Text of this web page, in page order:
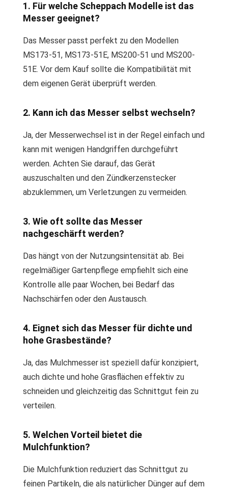
1. Für welche Scheppach Modelle ist das
Messer geeignet?
Das Messer passt perfekt zu den Modellen
MS173-51, MS173-51E, MS200-51 und MS200-
51E. Vor dem Kauf sollte die Kompatibilität mit
dem eigenen Gerät überprüft werden.
2. Kann ich das Messer selbst wechseln?
Ja, der Messerwechsel ist in der Regel einfach und
kann mit wenigen Handgriffen durchgeführt
werden. Achten Sie darauf, das Gerät
auszuschalten und den Zündkerzenstecker
abzuklemmen, um Verletzungen zu vermeiden.
3. Wie oft sollte das Messer
nachgeschärft werden?
Das hängt von der Nutzungsintensität ab. Bei
regelmäßiger Gartenpflege empfiehlt sich eine
Kontrolle alle paar Wochen, bei Bedarf das
Nachschärfen oder den Austausch.
4. Eignet sich das Messer für dichte und
hohe Grasbestände?
Ja, das Mulchmesser ist speziell dafür konzipiert,
auch dichte und hohe Grasflächen effektiv zu
schneiden und gleichzeitig das Schnittgut fein zu
verteilen.
5. Welchen Vorteil bietet die
Mulchfunktion?
Die Mulchfunktion reduziert das Schnittgut zu
feinen Partikeln, die als natürlicher Dünger auf dem